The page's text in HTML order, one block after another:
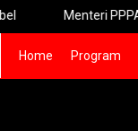
Menteri PPPA: Festival
Home Program